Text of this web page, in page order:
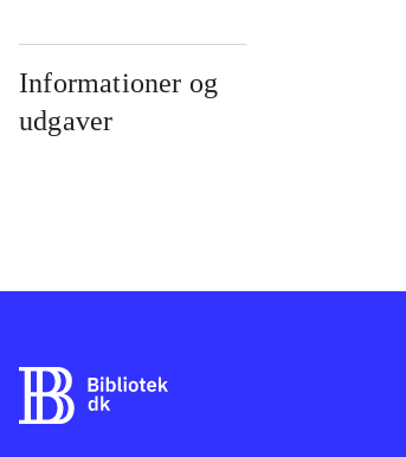
Informationer og
udgaver